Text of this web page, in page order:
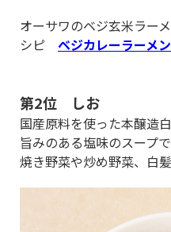
オーサワのベジ玄米ラー
シピ ベジカレーラーメン
第2位 しお
国産原料を使った本醸造
旨みのある塩味のスープで
焼き野菜や炒め野菜、白